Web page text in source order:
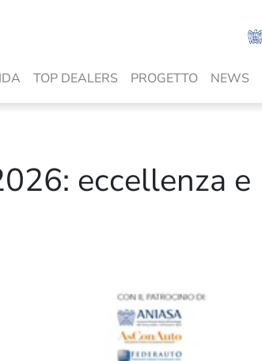
TOP DEALERS PROGETTO NEWS
eccellenza e